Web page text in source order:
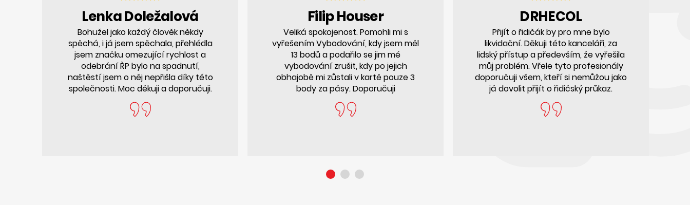
Lenka Doležalová
Bohužel jako každý člověk někdy
spěchá, i já jsem spěchala, přehlédla
jsem značku omezující rychlost a
odebrání ŘP bylo na spadnutí,
naštěstí jsem o něj nepřišla díky této
společnosti. Moc děkuji a doporučuji.
Filip Houser
Veliká spokojenost. Pomohli mi s
vyřešením Vybodování, kdy jsem měl
13 bodů a podařilo se jim mé
vybodování zrušit, kdy po jejich
obhajobě mi zůstali v kartě pouze 3
body za pásy. Doporučuji
DRHECOL
Přijít o řidičák by pro mne bylo
likvidační. Děkuji této kanceláři, za
lidský přístup a především, že vyřešila
můj problém. Vřele tyto profesionály
doporučuji všem, kteří si nemůžou jako
já dovolit přijít o řidičský průkaz.